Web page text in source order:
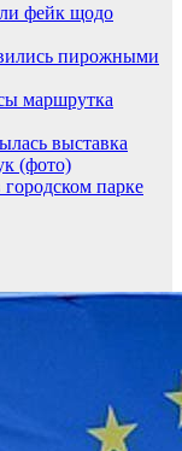
фейк щодо
пирожными
маршрутка
выставка
(фото)
парке